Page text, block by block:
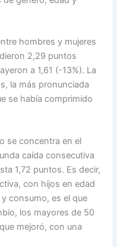
hombres y mujeres
2,29 puntos
a 1,61 (-13%). La
la más pronunciada
se había comprimido
se concentra en el
caída consecutiva
1,72 puntos. Es decir,
con hijos en edad
consumo, es el que
los mayores de 50
mejoró, con una